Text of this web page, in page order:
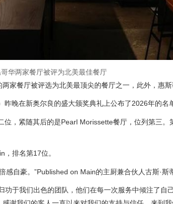
华两家餐厅被评为北美最佳餐厅
家餐厅被评选为北美最顶尖的餐厅之一，此外，惠斯
晚在新奥尔良的盛大颁奖典礼上公布了2026年的名
，紧随其后的是Pearl Morissette餐厅，位列第三。
，排名第17位。
感自豪。”Published on Main的主厨兼合伙人古斯·斯
于我们出色的团队，他们在每一次服务中倾注了自